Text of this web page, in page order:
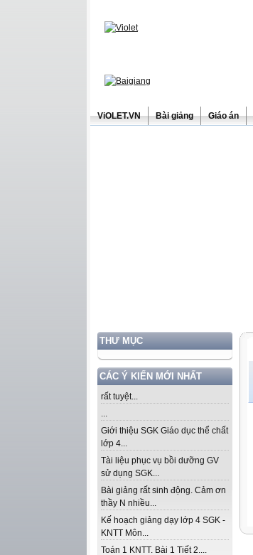
ViOLET.VN Bài giảng Giáo án
THƯ MỤC
CÁC Ý KIẾN MỚI NHẤT
rất tuyệt...
...
Giới thiệu SGK Giáo dục thể chất
lớp 4...
Tài liệu phục vụ bồi dưỡng GV
sử dụng SGK...
Bài giảng rất sinh động. Cảm ơn
thầy N nhiều...
Kế hoạch giảng dạy lớp 4 SGK -
KNTT Môn...
Toán 1 KNTT. Bài 1 Tiết 2....